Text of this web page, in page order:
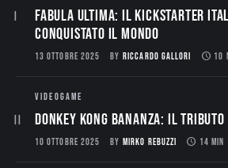
Fabula Ultima: il Kickstarter
conquistato il mondo
13 OTTOBRE 2025 BY RICCARDO GALLORI 10
VIDEOGAME
Donkey Kong Bananza: Il Tributo
10 OTTOBRE 2025 BY MIRKO REBUZZI 14 MIN